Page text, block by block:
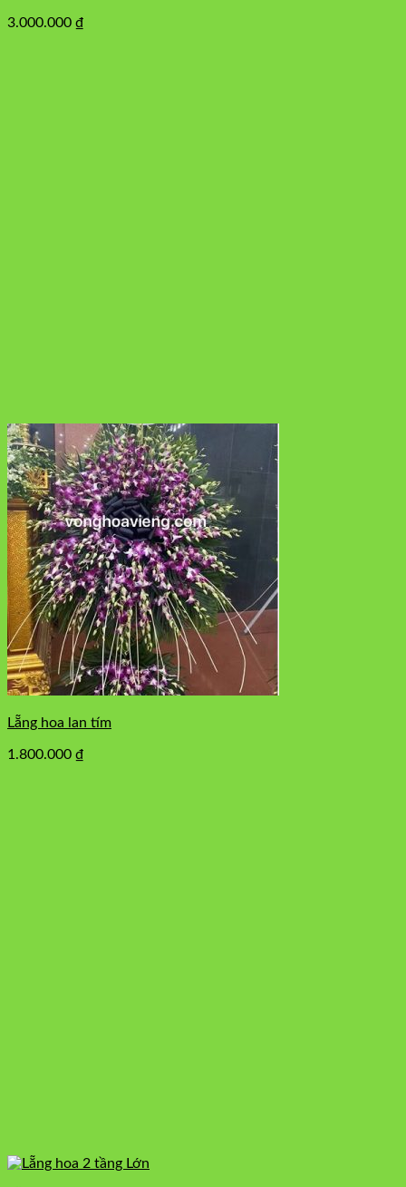
3.000.000 ₫
Lẵng hoa lan tím
1.800.000 ₫